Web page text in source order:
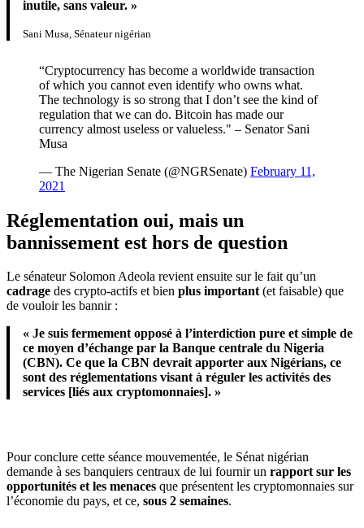
inutile, sans valeur. »
Sani Musa, Sénateur nigérian
“Cryptocurrency has become a worldwide transaction
of which you cannot even identify who owns what.
The technology is so strong that I don’t see the kind of
regulation that we can do. Bitcoin has made our
currency almost useless or valueless." – Senator Sani
Musa
— The Nigerian Senate (@NGRSenate) February 11,
2021
Réglementation oui, mais un
bannissement est hors de question
Le sénateur Solomon Adeola revient ensuite sur le fait qu’un
cadrage des crypto-actifs et bien plus important(et faisable) que
de vouloir les bannir :
« Je suis fermement opposé à l’interdiction pure et simple de
ce moyen d’échange par la Banque centrale du Nigeria
(CBN). Ce que la CBN devrait apporter aux Nigérians, ce
sont des réglementations visant à réguler les activités des
services [liés aux cryptomonnaies]. »
Pour conclure cette séance mouvementée, le Sénat nigérian
demande à ses banquiers centraux de lui fournir un rapport sur les
opportunités et les menaces que présentent les cryptomonnaies sur
l’économie du pays, et ce, sous 2 semaines.